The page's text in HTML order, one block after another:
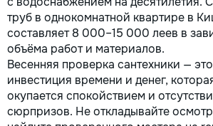
труб в однокомнатной квартире в
составляет 8 000–15 000 леев в
объёма работ и материалов.
Весенняя проверка сантехники —
инвестиция времени и денег,
окупается спокойствием и
сюрпризов. Не откладывайте